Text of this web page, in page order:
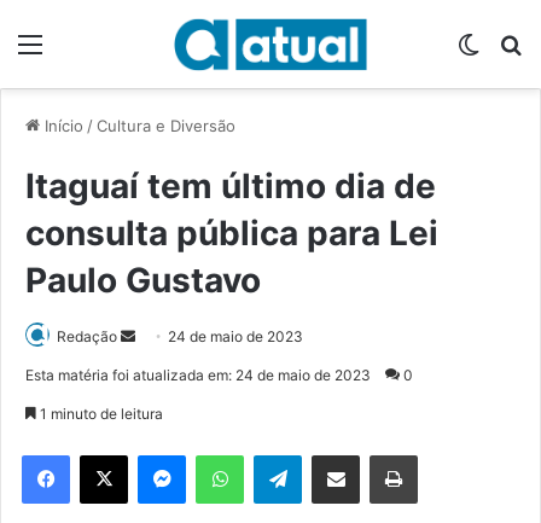
Início /Cultura e Diversão
Itaguaí tem último dia de
consulta pública para Lei
Paulo Gustavo
Redação
d
e
m
24 de maio de 2023
Esta matéria foi atualizada em: 24 de maio de 2023 0
1 minuto de leitura
Telegram